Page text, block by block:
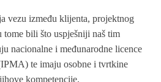
vezu između klijenta, projektnog
bili što uspješniji naš tim
nacionalne i međunarodne licence
te imaju osobne i tvrtkine
kompetencije.